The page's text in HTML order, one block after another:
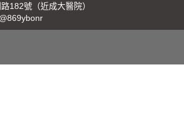
182號（近成大醫院）